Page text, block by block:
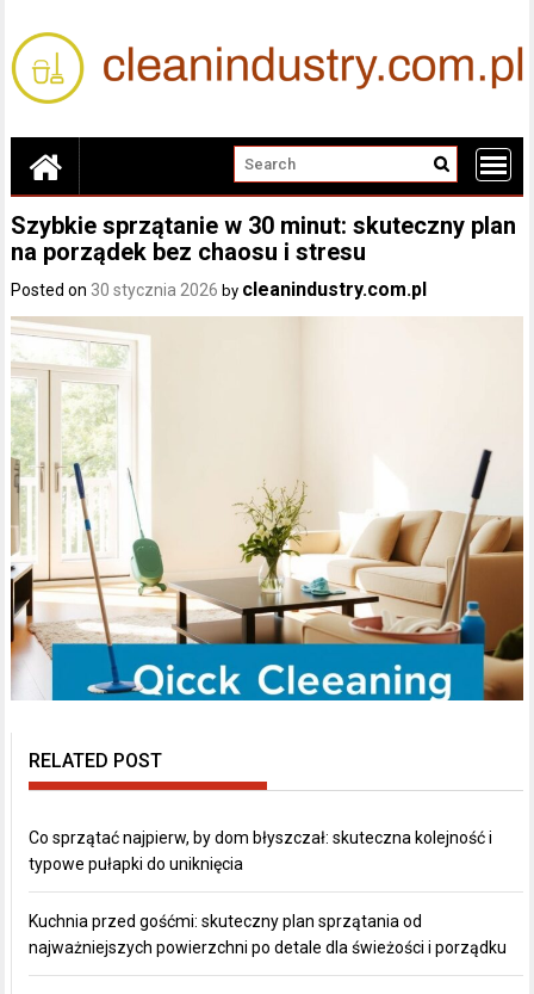
content
Szybkie sprzątanie w 30 minut: skuteczny plan
na porządek bez chaosu i stresu
Posted on 30 stycznia 2026 by cleanindustry.com.pl
RELATED POST
Co sprzątać najpierw, by dom błyszczał: skuteczna kolejność i
typowe pułapki do uniknięcia
Kuchnia przed gośćmi: skuteczny plan sprzątania od
najważniejszych powierzchni po detale dla świeżości i porządku